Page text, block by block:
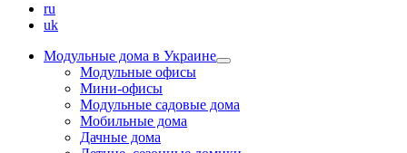
ru
uk
Модульные дома в Украине
Модульные офисы
Мини-офисы
Модульные садовые дома
Мобильные дома
Дачные дома